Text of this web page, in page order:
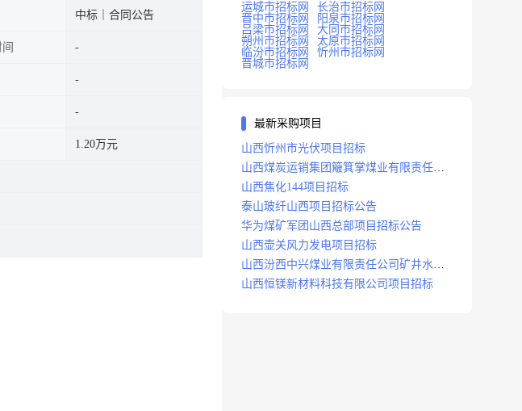
中标｜合同公告
1.20万元
运城市招标网
长治市招标网
晋中市招标网
阳泉市招标网
吕梁市招标网
大同市招标网
朔州市招标网
太原市招标网
临汾市招标网
忻州市招标网
晋城市招标网
最新采购项目
山西忻州市光伏项目招标
山西煤炭运销集团簸箕掌煤业有限责任公
司井田地面三维地震勘探项目招标
山西焦化144项目招标
泰山玻纤山西项目招标公告
华为煤矿军团山西总部项目招标公告
山西壶关风力发电项目招标
山西汾西中兴煤业有限责任公司矿井水处
理站升级改造项目招标
山西恒镁新材料科技有限公司项目招标